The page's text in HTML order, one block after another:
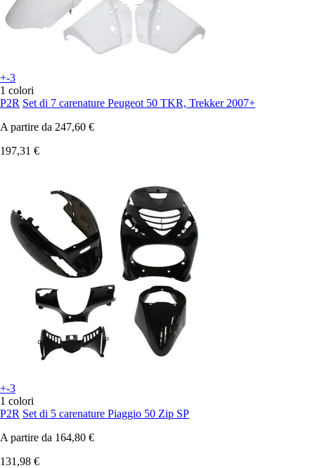
+-3
1 colori
P2R Set di 7 carenature Peugeot 50 TKR, Trekker 2007+
A partire da 247,60 €
197,31 €
+-3
1 colori
P2R Set di 5 carenature Piaggio 50 Zip SP
A partire da 164,80 €
131,98 €